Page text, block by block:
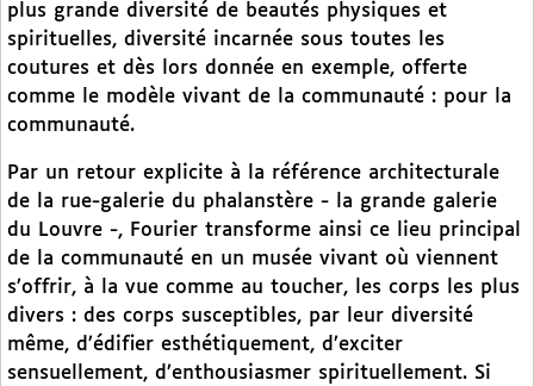
plus grande diversité de beautés physiques et
spirituelles, diversité incarnée sous toutes les
coutures et dès lors donnée en exemple, offerte
comme le modèle vivant de la communauté : pour la
communauté.
Par un retour explicite à la référence architecturale
de la rue-galerie du phalanstère - la grande galerie
du Louvre -, Fourier transforme ainsi ce lieu principal
de la communauté en un musée vivant où viennent
s’offrir, à la vue comme au toucher, les corps les plus
divers : des corps susceptibles, par leur diversité
même, d’édifier esthétiquement, d’exciter
sensuellement, d’enthousiasmer spirituellement. Si